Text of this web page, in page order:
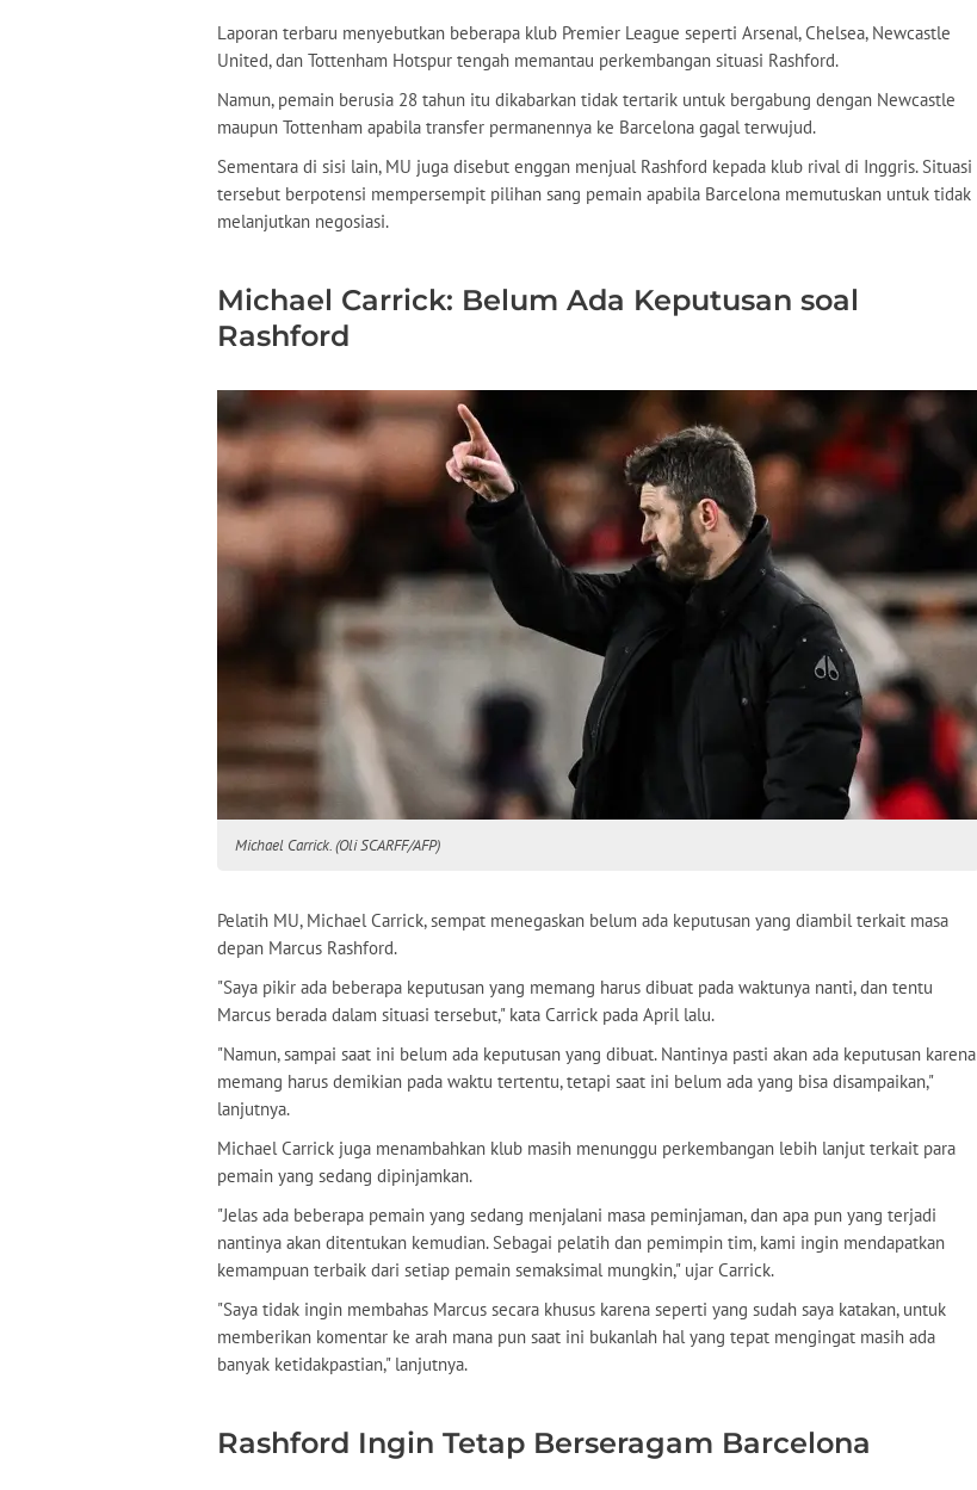
Laporan terbaru menyebutkan beberapa klub Premier League seperti Arsenal, Chelsea, Newcastle
United, dan Tottenham Hotspur tengah memantau perkembangan situasi Rashford.
Namun, pemain berusia 28 tahun itu dikabarkan tidak tertarik untuk bergabung dengan Newcastle
maupun Tottenham apabila transfer permanennya ke Barcelona gagal terwujud.
Sementara di sisi lain, MU juga disebut enggan menjual Rashford kepada klub rival di Inggris. Situasi
tersebut berpotensi mempersempit pilihan sang pemain apabila Barcelona memutuskan untuk tidak
melanjutkan negosiasi.
Michael Carrick: Belum Ada Keputusan soal
Rashford
Michael Carrick. (Oli SCARFF/AFP)
Pelatih MU, Michael Carrick, sempat menegaskan belum ada keputusan yang diambil terkait masa
depan Marcus Rashford.
"Saya pikir ada beberapa keputusan yang memang harus dibuat pada waktunya nanti, dan tentu
Marcus berada dalam situasi tersebut," kata Carrick pada April lalu.
"Namun, sampai saat ini belum ada keputusan yang dibuat. Nantinya pasti akan ada keputusan karena
memang harus demikian pada waktu tertentu, tetapi saat ini belum ada yang bisa disampaikan,"
lanjutnya.
Michael Carrick juga menambahkan klub masih menunggu perkembangan lebih lanjut terkait para
pemain yang sedang dipinjamkan.
"Jelas ada beberapa pemain yang sedang menjalani masa peminjaman, dan apa pun yang terjadi
nantinya akan ditentukan kemudian. Sebagai pelatih dan pemimpin tim, kami ingin mendapatkan
kemampuan terbaik dari setiap pemain semaksimal mungkin," ujar Carrick.
"Saya tidak ingin membahas Marcus secara khusus karena seperti yang sudah saya katakan, untuk
memberikan komentar ke arah mana pun saat ini bukanlah hal yang tepat mengingat masih ada
banyak ketidakpastian," lanjutnya.
Rashford Ingin Tetap Berseragam Barcelona